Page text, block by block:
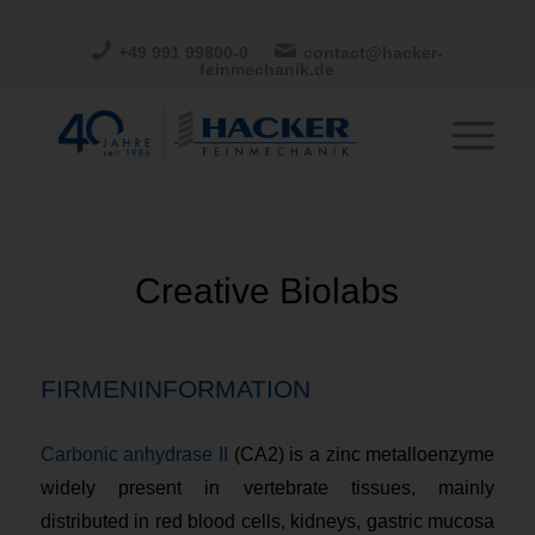
Creative Biolabs
FIRMENINFORMATION
Carbonic anhydrase II (CA2) is a zinc metalloenzyme
widely present in vertebrate tissues, mainly
distributed in red blood cells, kidneys, gastric mucosa